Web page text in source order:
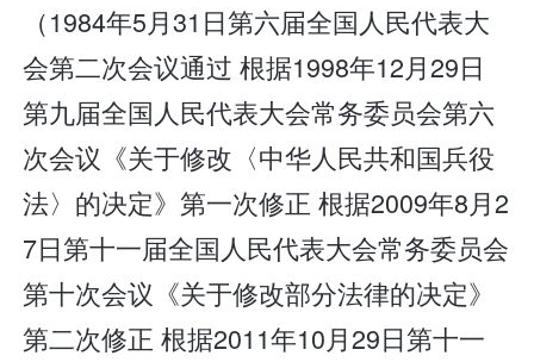
（1984年5月31日第六届全国人民代表大
会第二次会议通过 根据1998年12月29日
第九届全国人民代表大会常务委员会第六
次会议《关于修改〈中华人民共和国兵役
法〉的决定》第一次修正 根据2009年8月2
7日第十一届全国人民代表大会常务委员会
第十次会议《关于修改部分法律的决定》
第二次修正 根据2011年10月29日第十一